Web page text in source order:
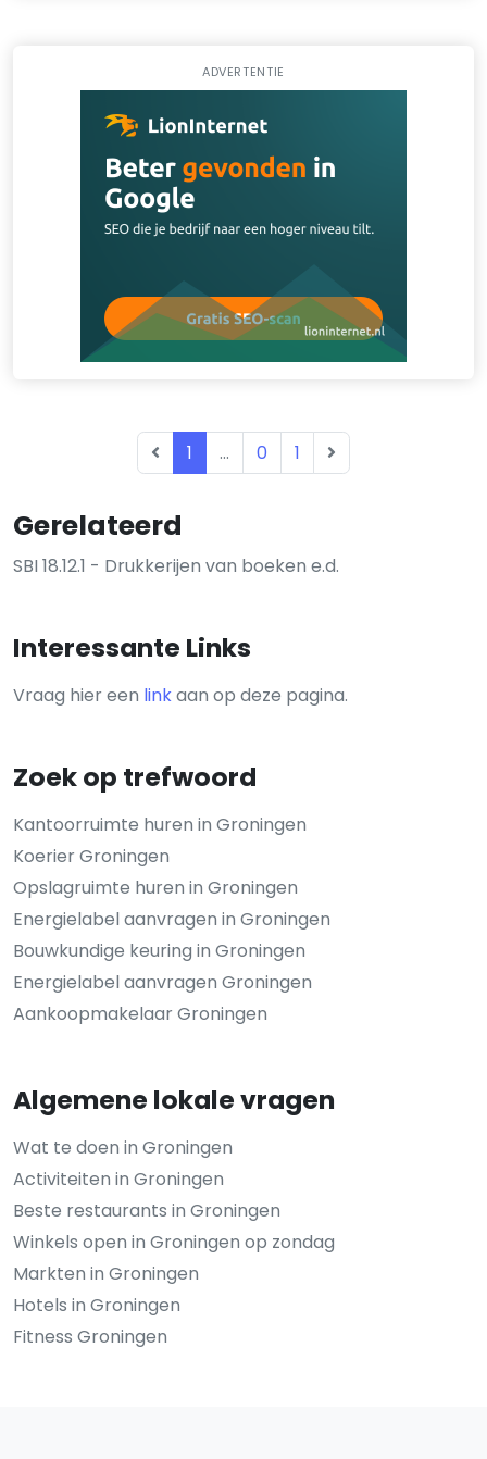
Gerelateerd
SBI 18.12.1 - Drukkerijen van boeken e.d.
Interessante Links
Vraag hier een linkaan op deze pagina.
Zoek op trefwoord
Kantoorruimte huren in Groningen
Koerier Groningen
Opslagruimte huren in Groningen
Energielabel aanvragen in Groningen
Bouwkundige keuring in Groningen
Energielabel aanvragen Groningen
Aankoopmakelaar Groningen
Algemene lokale vragen
Wat te doen in Groningen
Activiteiten in Groningen
Beste restaurants in Groningen
Winkels open in Groningen op zondag
Markten in Groningen
Hotels in Groningen
Fitness Groningen
ADVERTENTIE
1 ... 0 1